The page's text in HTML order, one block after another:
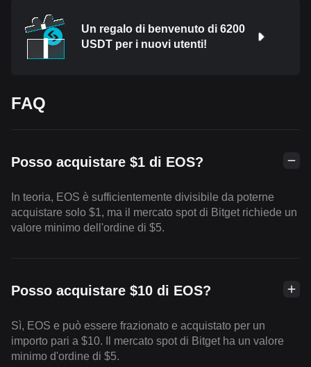
Un regalo di benvenuto di 6200
USDT per i nuovi utenti!
FAQ
Posso acquistare $1 di EOS?
In teoria, EOS è sufficientemente divisibile da poterne
acquistare solo $1, ma il mercato spot di Bitget richiede un
valore minimo dell'ordine di $5.
Posso acquistare $10 di EOS?
Sì, EOS e può essere frazionato e acquistato per un
importo pari a $10. Il mercato spot di Bitget ha un valore
minimo d'ordine di $5.